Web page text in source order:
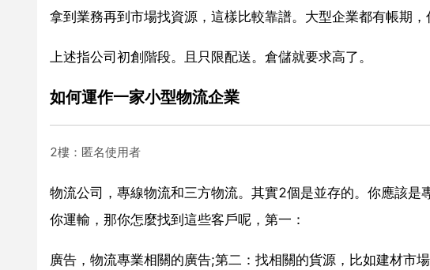
拿到業務再到市場找資源，這樣比較靠譜。大型企業都有帳期，
上述指公司初創階段。且只限配送。倉儲就要求高了。
如何運作一家小型物流企業
2樓：匿名使用者
物流公司，專線物流和三方物流。其實2個是並存的。你應該
你運輸，那你怎麼找到這些客戶呢，第一：
廣告，物流專業相關的廣告;第二：找相關的貨源，比如建材市